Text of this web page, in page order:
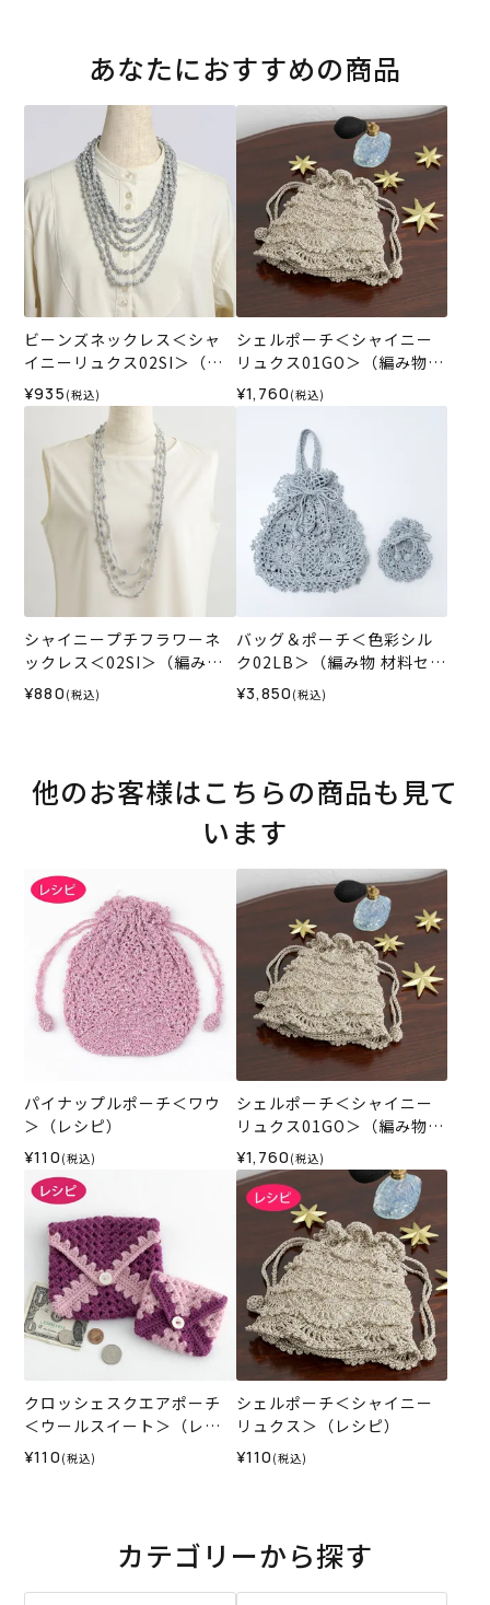
あなたにおすすめの商品
ビーンズネックレス＜シャ
イニーリュクス02SI＞（編
み物 材料セット）
¥935 (税込)
シェルポーチ＜シャイニー
リュクス01GO＞（編み物
材料セット）
¥1,760 (税込)
シャイニープチフラワーネ
ックレス＜02SI＞（編み物
材料セット）
¥880 (税込)
バッグ＆ポーチ＜色彩シル
ク02LB＞（編み物 材料セッ
ト）
¥3,850 (税込)
他のお客様はこちらの商品も見て
います
パイナップルポーチ＜ワウ
＞（レシピ）
¥110 (税込)
シェルポーチ＜シャイニー
リュクス01GO＞（編み物
材料セット）
¥1,760 (税込)
クロッシェスクエアポーチ
＜ウールスイート＞（レシ
ピ）
¥110 (税込)
シェルポーチ＜シャイニー
リュクス＞（レシピ）
¥110 (税込)
カテゴリーから探す